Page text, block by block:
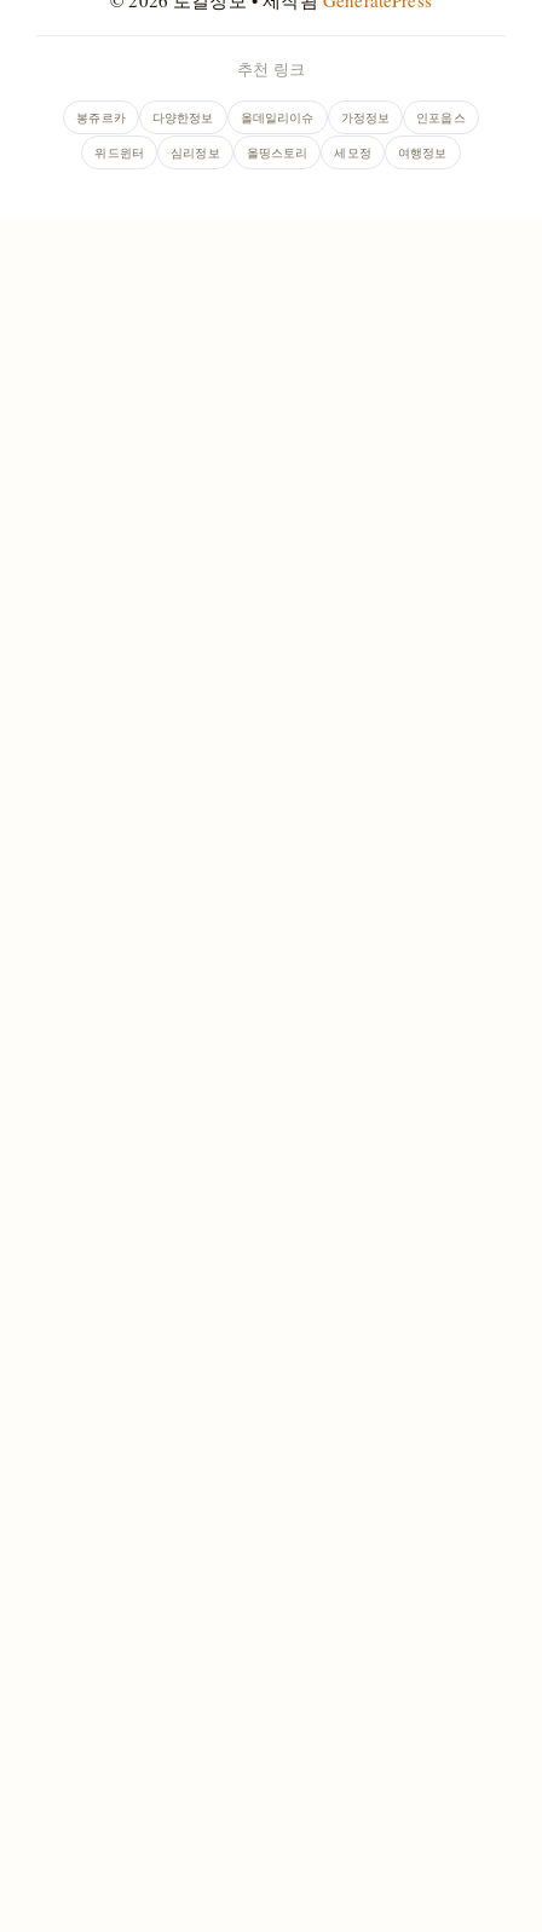
추천 링크
봉쥬르카 다양한정보 올데일리이슈 가정정보 인포웁스
위드윈터 심리정보 올띵스토리 세모정 여행정보